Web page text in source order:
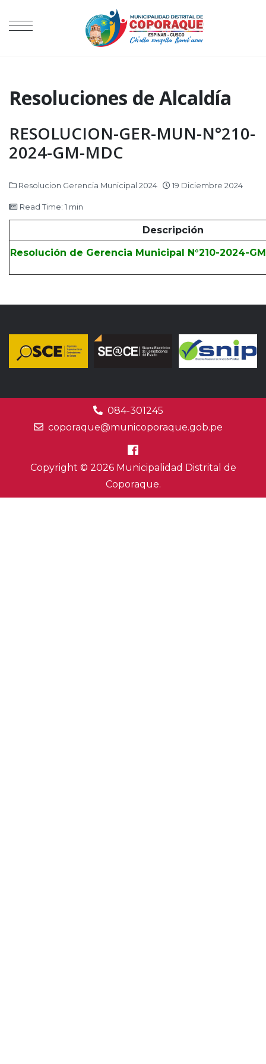
Resoluciones de Alcaldía
RESOLUCION-GER-MUN-N°210-
2024-GM-MDC
Resolucion Gerencia Municipal 2024 19 Diciembre 2024
Read Time: 1 min
Descripción
Resolución de Gerencia Municipal N°210-2024-
084-301245
coporaque@municoporaque.gob.pe
Copyright © 2026 Municipalidad Distrital de
Coporaque.